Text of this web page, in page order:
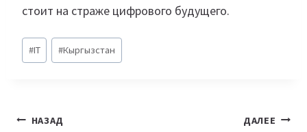
стоит на страже цифрового будущего.
Метки
записи:
#IT #Кыргызстан
Навигация
НАЗАД ДАЛЕЕ